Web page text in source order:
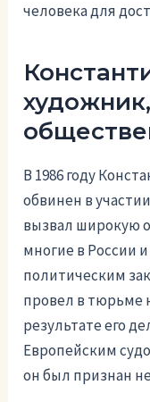
человека для
В 1986 году
обвинен в
вызвал широкую
многие в России
политическим
провел в тюрьме
результате его
Европейским
он был признан